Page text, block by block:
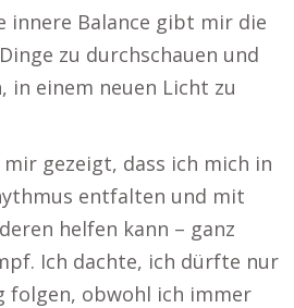
innere Balance gibt mir die
zu durchschauen und
in einem neuen Licht zu
gezeigt, dass ich mich in
entfalten und mit
helfen kann – ganz
Ich dachte, ich dürfte nur
folgen, obwohl ich immer